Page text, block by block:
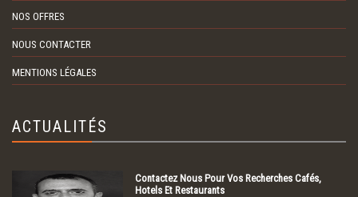
NOS OFFRES
NOUS CONTACTER
MENTIONS LÉGALES
ACTUALITÉS
Contactez Nous Pour Vos Recherches Cafés,
Hotels Et Restaurants